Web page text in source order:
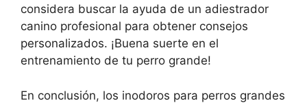
considera buscar la ayuda de un adiestrador
canino profesional para obtener consejos
personalizados. ¡Buena suerte en el
entrenamiento de tu perro grande!
En conclusión, los inodoros para perros grandes